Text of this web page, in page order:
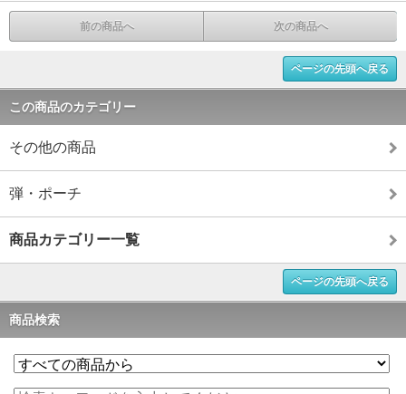
前の商品へ 次の商品へ
ページの先頭へ戻る
この商品のカテゴリー
その他の商品
弾・ポーチ
商品カテゴリー一覧
ページの先頭へ戻る
商品検索